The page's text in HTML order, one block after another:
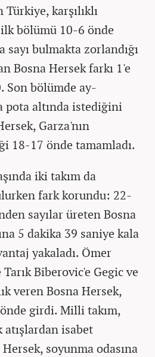
karşılıklı
ilk bölümü 10-6 önde
sayı bulmakta zorlandığı
Bosna Hersek farkı 1'e
bölümde ay-
pota altında istediğini
Garza'nın
18-17 önde tamamladı.
iki takım da
fark korundu: 22-
sayılar üreten Bosna
5 dakika 39 saniye kala
yakaladı. Ömer
Biberovic'e Gegic ve
veren Bosna Hersek,
girdi. Milli takım,
isabet
soyunma odasına